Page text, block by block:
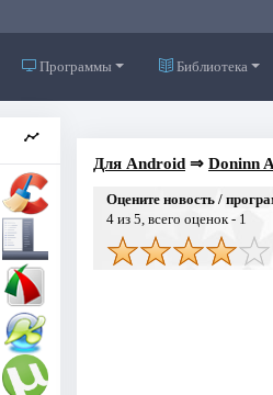
Программы Библиотека
Для Android⇒ Doninn
Оцените новость /
4из 5, всего оценок - 1